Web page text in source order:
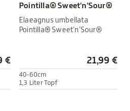
€
Pointilla® Sweet'n'Sour®
Elaeagnus umbellata
Pointilla® Sweet'n'Sour®
21,99 €
40-60cm
1,3 Liter Topf